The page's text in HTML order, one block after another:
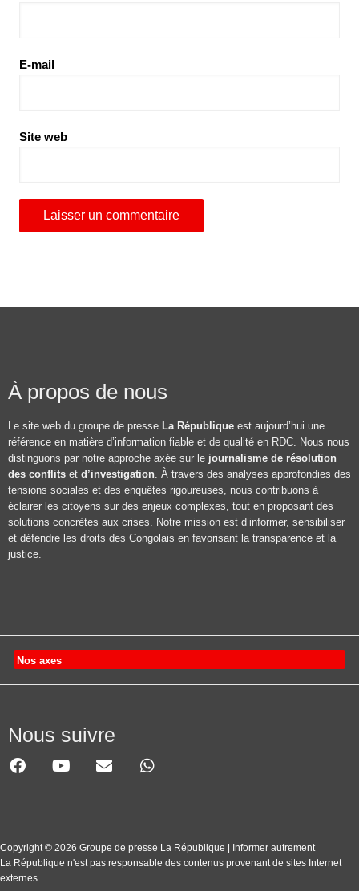
E-mail
Site web
À propos de nous
Le site web du groupe de presse La République est aujourd’hui une
référence en matière d’information fiable et de qualité en RDC. Nous nous
distinguons par notre approche axée sur le journalisme de résolution
des conflits et d’investigation. À travers des analyses approfondies des
tensions sociales et des enquêtes rigoureuses, nous contribuons à
éclairer les citoyens sur des enjeux complexes, tout en proposant des
solutions concrètes aux crises. Notre mission est d’informer, sensibiliser
et défendre les droits des Congolais en favorisant la transparence et la
justice.
Nos axes
Nous suivre
Copyright © 2026 Groupe de presse La République | Informer autrement
La République n'est pas responsable des contenus provenant de sites Internet
externes.